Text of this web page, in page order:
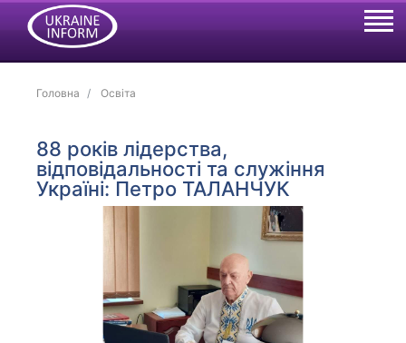
Головна Освіта
88 років лідерства,
відповідальності та служіння
Україні: Петро ТАЛАНЧУК